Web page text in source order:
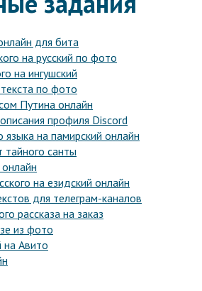
для бита
на русский по фото
на ингушский
по фото
Путина онлайн
профиля Discord
языка на памирский онлайн
тайного санты
на езидский онлайн
для телеграм-каналов
рассказа на заказ
из фото
на Авито